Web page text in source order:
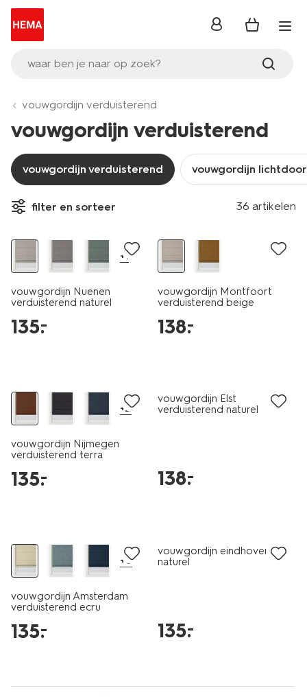
waar ben je naar op zoek?
inloggen
vouwgordijn verduisterend
vouwgordijn verduisterend
vouwgordijn verduisterend vouwgordijn
filter en sorteer 36 artikelen
+1
vouwgordijn Nuenen
verduisterend naturel
135.
–
vouwgordijn Montfoort
verduisterend beige
138.
–
+2
vouwgordijn Nijmegen
verduisterend terra
135.
–
vouwgordijn Elst
verduisterend naturel
138.
–
+8
vouwgordijn Amsterdam
verduisterend ecru
135.
–
vouwgordijn eindhoven
naturel
135.
–